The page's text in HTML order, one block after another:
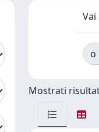
Vai
o
Mostrati